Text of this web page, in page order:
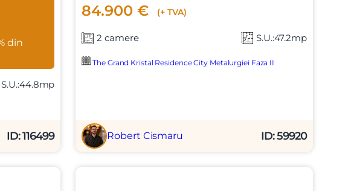
din
S.U.:44.8mp
ID: 116499
84.900 € (+ TVA)
2 camere S.U.:47.2mp
The Grand Kristal Residence City Metalurgiei Faza II
Robert Cismaru ID: 59920